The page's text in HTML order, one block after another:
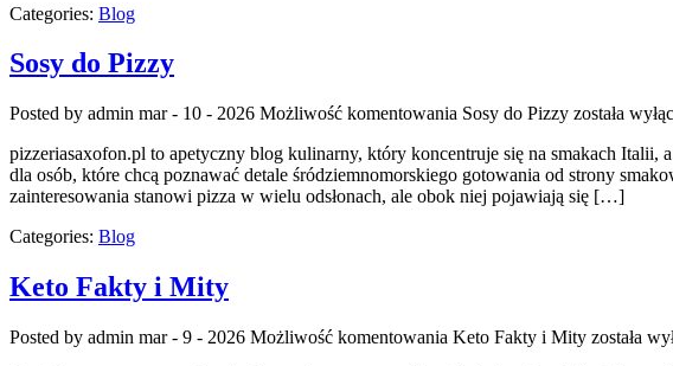
Categories: Blog
Sosy do Pizzy
Posted by admin mar - 10 - 2026 Możliwość komentowania Sosy do Pizzy została
pizzeriasaxofon.pl to apetyczny blog kulinarny, który koncentruje się na smakach Italii,
dla osób, które chcą poznawać detale śródziemnomorskiego gotowania od strony
zainteresowania stanowi pizza w wielu odsłonach, ale obok niej pojawiają się […]
Categories: Blog
Keto Fakty i Mity
Posted by admin mar - 9 - 2026 Możliwość komentowania Keto Fakty i Mity została